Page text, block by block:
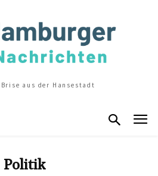
aus der Hansestadt
Politik